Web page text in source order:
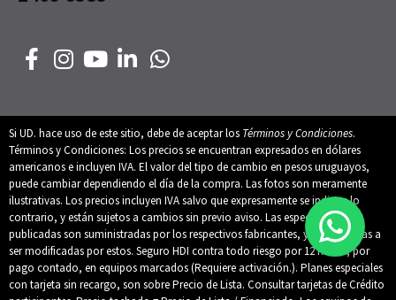
Si UD. hace uso de este sitio, debe de aceptar los Términos y Condiciones.
Términos y Condiciones: Los precios se encuentran expresados en dólares
americanos e incluyen IVA. El valor del tipo de cambio en pesos uruguayos,
puede cambiar dependiendo el día de la compra. Las fotos son meramente
ilustrativas. Los precios incluyen IVA salvo que expresamente se indique lo
contrario, y están sujetos a cambios sin previo aviso. Las especificaciones
publicadas son suministradas por los respectivos fabricantes, y están sujetas a
ser modificadas por estos. Seguro HDI contra todo riesgo por 12 meses, por
pago contado, en equipos marcados (Requiere activación.). Planes especiales
con tarjeta sin recargo, son sobre Precio de Lista. Consultar tarjetas de Crédito